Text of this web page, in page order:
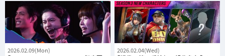
2026.02.09(Mon) 2026.02.04(Wed)